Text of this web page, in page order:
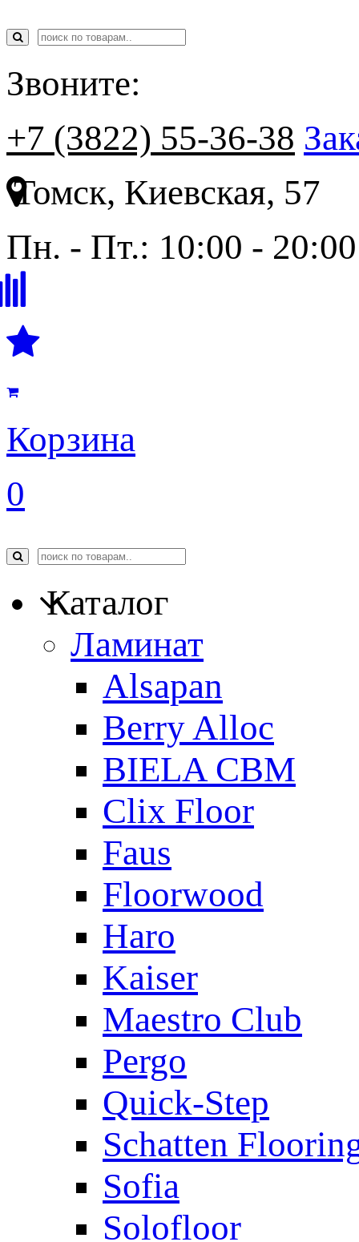
Звоните:
+7 (3822) 55-36-38
Томск, Киевская, 57
Пн. - Пт.: 10:00 - 20:00
Корзина
0
Каталог
Ламинат
Alsapan
Berry Alloc
BIELA CBM
Clix Floor
Faus
Floorwood
Haro
Kaiser
Maestro Club
Pergo
Quick-Step
Schatten
Sofia
Solofloor